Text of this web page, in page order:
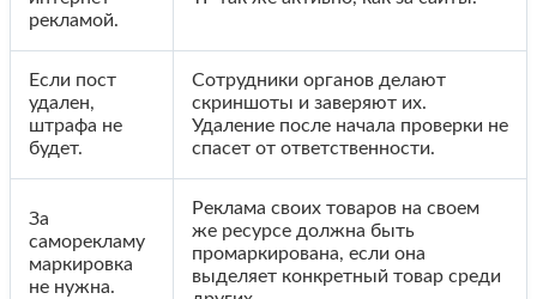
рекламой.
Если пост
удален,
штрафа не
будет.
Сотрудники органов делают
скриншоты и заверяют их.
Удаление после начала проверки не
спасет от ответственности.
За
саморекламу
маркировка
не нужна.
Реклама своих товаров на своем
же ресурсе должна быть
промаркирована, если она
выделяет конкретный товар среди